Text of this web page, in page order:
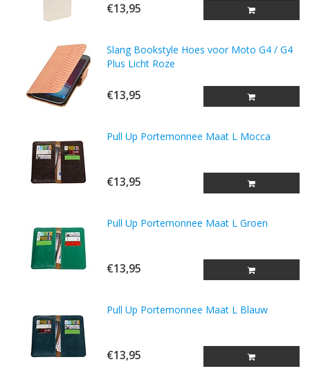
€13,95
Slang Bookstyle Hoes voor Moto G4 / G4
Plus Licht Roze
€13,95
Pull Up Portemonnee Maat L Mocca
€13,95
Pull Up Portemonnee Maat L Groen
€13,95
Pull Up Portemonnee Maat L Blauw
€13,95